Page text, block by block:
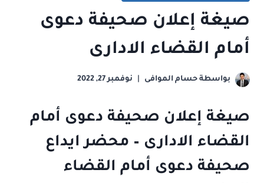
صيغة إعلان صحيفة دعوى
أمام القضاء الادارى
بواسطة حسام الموافى نوفمبر 27, 2022
صيغة إعلان صحيفة دعوى أمام
القضاء الادارى – محضر ايداع
صحيفة دعوى أمام القضاء